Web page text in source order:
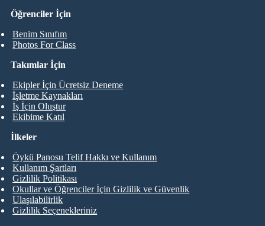
Öğrenciler İçin
Benim Sınıfım
Photos For Class
Takımlar İçin
Ekipler İçin Ücretsiz Deneme
İşletme Kaynakları
İş İçin Oluştur
Ekibime Katıl
İlkeler
Öykü Panosu Telif Hakkı ve Kullanım
Kullanım Şartları
Gizlilik Politikası
Okullar ve Öğrenciler İçin Gizlilik ve Güvenlik
Ulaşılabilirlik
Gizlilik Seçenekleriniz